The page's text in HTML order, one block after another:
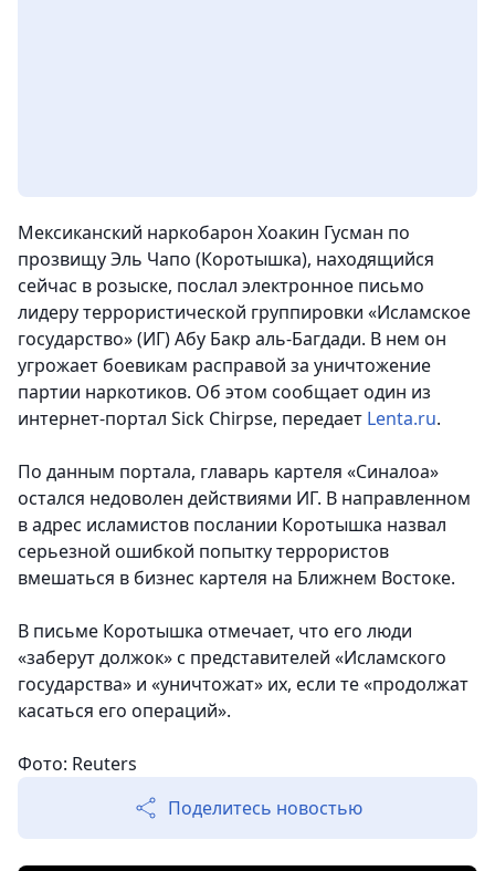
Мексиканский наркобарон Хоакин Гусман по
прозвищу Эль Чапо (Коротышка), находящийся
сейчас в розыске, послал электронное письмо
лидеру террористической группировки «Исламское
государство» (ИГ) Абу Бакр аль-Багдади. В нем он
угрожает боевикам расправой за уничтожение
партии наркотиков. Об этом сообщает один из
интернет-портал Sick Chirpse, передает Lenta.ru.
По данным портала, главарь картеля «Синалоа»
остался недоволен действиями ИГ. В направленном
в адрес исламистов послании Коротышка назвал
серьезной ошибкой попытку террористов
вмешаться в бизнес картеля на Ближнем Востоке.
В письме Коротышка отмечает, что его люди
«заберут должок» с представителей «Исламского
государства» и «уничтожат» их, если те «продолжат
касаться его операций».
Фото: Reuters
Поделитесь новостью